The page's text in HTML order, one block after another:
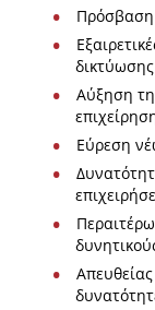
Πρόσβαση
δικτύωσης
Αύξηση
Εύρεση